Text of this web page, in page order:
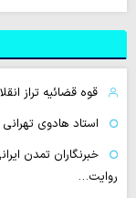
قوه قضائیه تراز
استاد هادوی
خبرنگاران تمدن
روایت…